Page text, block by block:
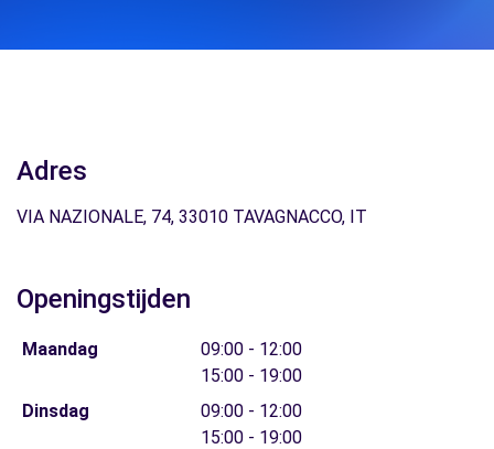
Adres
VIA NAZIONALE, 74, 33010 TAVAGNACCO, IT
Openingstijden
Maandag
09:00 - 12:00
15:00 - 19:00
Dinsdag
09:00 - 12:00
15:00 - 19:00